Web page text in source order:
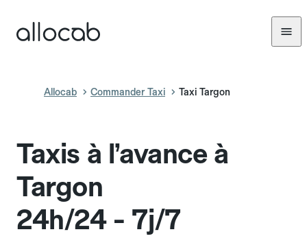
Allocab Commander Taxi Taxi Targon
Taxis à l’avance à
Targon
24h/24 - 7j/7